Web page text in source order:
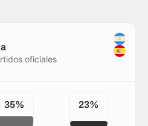
oficiales
35% 23%